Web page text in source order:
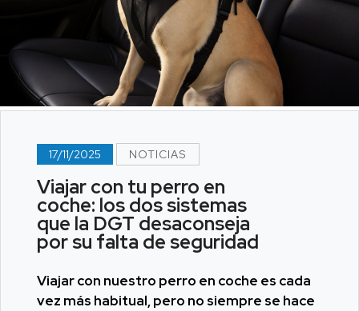
17/11/2025 NOTICIAS
Viajar con tu perro en
coche: los dos sistemas
que la DGT desaconseja
por su falta de seguridad
Viajar con nuestro perro en coche es cada
vez más habitual, pero no siempre se hace